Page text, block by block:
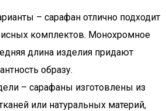
– сарафан отлично подходит
комплектов. Монохромное
длина изделия придают
образу.
– сарафаны изготовлены из
или натуральных материй,